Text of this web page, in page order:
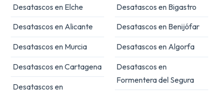
Desatascos en Elche
Desatascos en Alicante
Desatascos en Murcia
Desatascos en Cartagena
Desatascos en
Desatascos en Bigastro
Desatascos en Benijófar
Desatascos en Algorfa
Desatascos en
Formentera del Segura